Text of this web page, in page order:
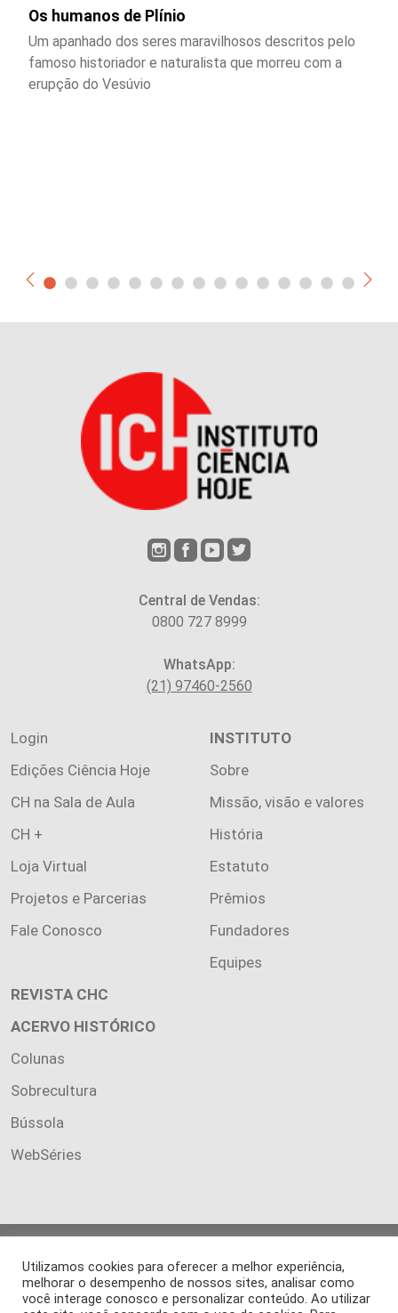
Os humanos de Plínio
Um apanhado dos seres maravilhosos descritos pelo
famoso historiador e naturalista que morreu com a
erupção do Vesúvio
Central de Vendas:
0800 727 8999
WhatsApp:
(21) 97460-2560
Login
Edições Ciência Hoje
CH na Sala de Aula
CH +
Loja Virtual
Projetos e Parcerias
Fale Conosco
INSTITUTO
Sobre
Missão, visão e valores
História
Estatuto
Prêmios
Fundadores
Equipes
REVISTA CHC
ACERVO HISTÓRICO
Colunas
Sobrecultura
Bússola
WebSéries
reservados.
Os artigos publicados na revista refletem exclusivamente a
Utilizamos cookies para oferecer a melhor experiência,
melhorar o desempenho de nossos sites, analisar como
você interage conosco e personalizar conteúdo. Ao utilizar